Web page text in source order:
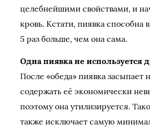
целебнейшими свойствами, и
кровь. Кстати, пиявка способна
5 раз больше, чем она сама.
Одна пиявка не используется
После «обеда» пиявка засыпает
содержать её экономически
поэтому она утилизируется.
также исключает самую